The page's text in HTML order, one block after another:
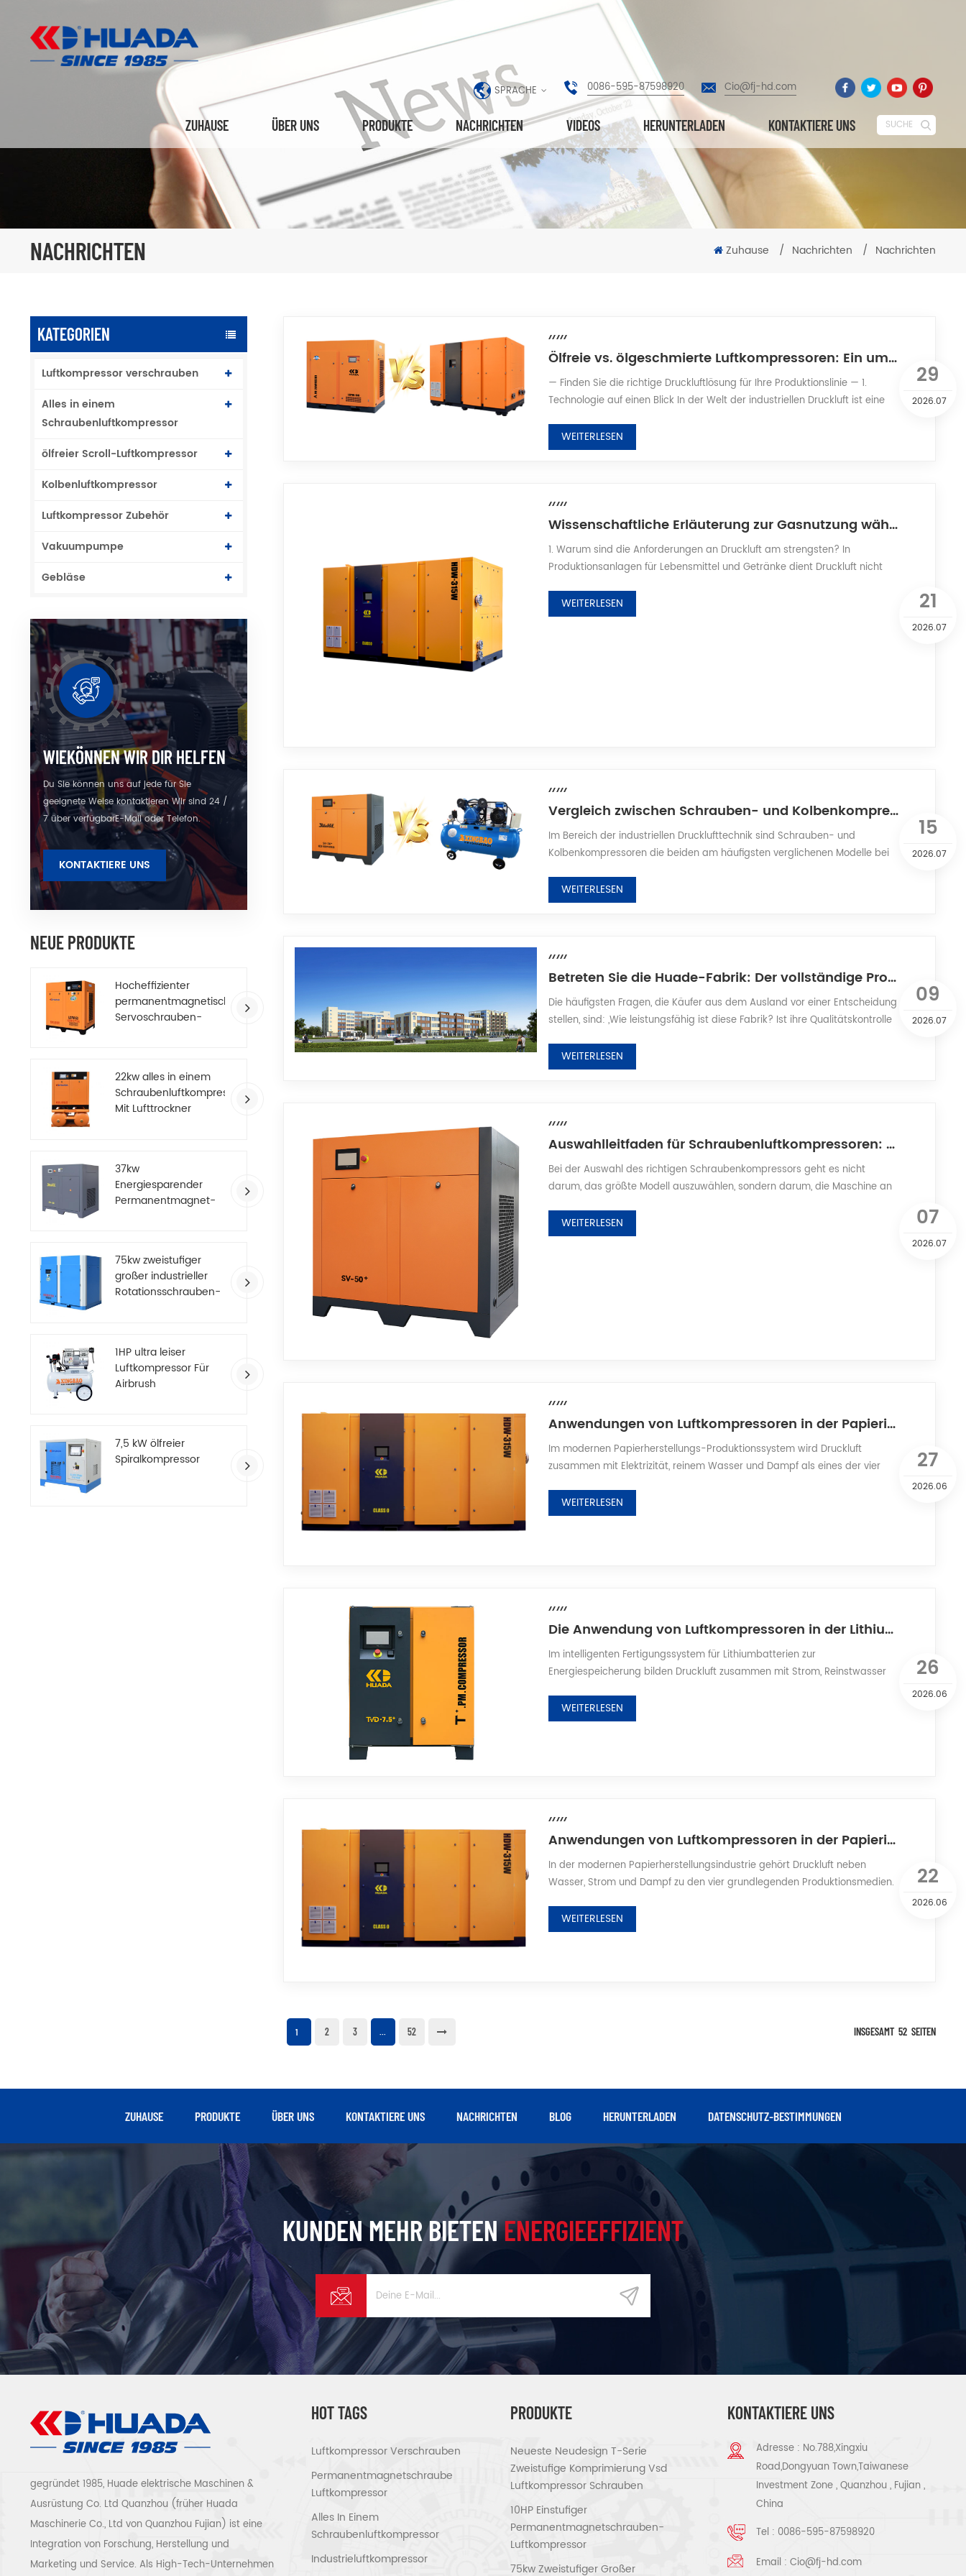
SPRACHE 0086-595-87598920 Cio@fj-hd.com
ZUHAUSE ÜBER UNS PRODUKTE NACHRICHTEN VIDEOS HERUNTERLADEN KONTAKTIERE UNS SUCHE
NACHRICHTEN Zuhause / Nachrichten / Nachrichten
KATEGORIEN
Luftkompressor verschrauben
Alles in einem
Schraubenluftkompressor
ölfreier Scroll-Luftkompressor
Kolbenluftkompressor
Luftkompressor Zubehör
Vakuumpumpe
Gebläse
WIEKÖNNEN WIR DIR HELFEN
Du Sie können uns auf jede für Sie
geeignete Weise kontaktieren Wir sind 24 /
7 über verfügbarE-Mail oder Telefon.
KONTAKTIERE UNS
NEUE PRODUKTE
Hocheffizienter
permanentmagnetischer
Servoschrauben-
22kw alles in einem
Schraubenluftkompressor
Mit Lufttrockner
37kw
Energiesparender
Permanentmagnet-
75kw zweistufiger
großer industrieller
Rotationsschrauben-
1HP ultra leiser
Luftkompressor Für
Airbrush
7,5 kW ölfreier
Spiralkompressor
29
2026.07
Ölfreie vs. ölgeschmierte Luftkompressoren: Ein umfassender Vergleich
— Finden Sie die richtige Druckluftlösung für Ihre Produktionslinie — 1.
Technologie auf einen Blick In der Welt der industriellen Druckluft ist eine
treffen werden, die Wahl zwischen ölfreien und ölgeschmierten
Luftkompressoren. Beide Technologien liefern Druckluft, arbeiten jedoch
WEITERLESEN
21
2026.07
Wissenschaftliche Erläuterung zur Gasnutzung während des gesamten Produktionsprozesses von Lebensmitteln und Getränken
1. Warum sind die Anforderungen an Druckluft am strengsten? In
Produktionsanlagen für Lebensmittel und Getränke dient Druckluft nicht
Rohstoffen, Halbfertigprodukten, Fertigwaren und Verpackungen
interagiert—und durchläuft jede Stufe des Produktionsprozesses, vom
WEITERLESEN
15
2026.07
Vergleich zwischen Schrauben- und Kolbenkompressoren: Die 5 wichtigsten Faktoren, die Sie vor dem Kauf berücksichtigen müssen
Im Bereich der industriellen Drucklufttechnik sind Schrauben- und
Kolbenkompressoren die beiden am häufigsten verglichenen Modelle bei
nicht nur zu höherem Energieverbrauch und höheren Wartungskosten,
sondern kann auch erhebliche Verluste durch Produktionsausfallzeiten
WEITERLESEN
09
2026.07
Betreten Sie die Huade-Fabrik: Der vollständige Prozess der Produktionslinie für Schraubenluftkompressoren
Die häufigsten Fragen, die Käufer aus dem Ausland vor einer Entscheidung
stellen, sind: „Wie leistungsfähig ist diese Fabrik? Ist ihre Qualitätskontrolle
Huade in der Quanzhou Taiwanese Investment Zone und gewähren Ihnen
einen Blick hinter die Kulissen der kompletten Produktionslinie für
WEITERLESEN
07
2026.07
Auswahlleitfaden für Schraubenluftkompressoren: CFM-Kapazität / Druck / Leistung erklärt
Bei der Auswahl des richtigen Schraubenkompressors geht es nicht
darum, das größte Modell auszuwählen, sondern darum, die Maschine an
Kompressor verschwendet Energie und Geld; ein zu klein dimensionierter
führt zu Druckabfällen, Produktionsausfällen und vorzeitigem Verschleiß.
WEITERLESEN
27
2026.06
Anwendungen von Luftkompressoren in der Papierindustrie
Im modernen Papierherstellungs-Produktionssystem wird Druckluft
zusammen mit Elektrizität, reinem Wasser und Dampf als eines der vier
Druckluftversorgung decken Luftkompressoren die gesamten Prozesse der
Zellstoffaufbereitung, Papierformung und Nachbearbeitung ab. Sie dienen
WEITERLESEN
26
2026.06
Die Anwendung von Luftkompressoren in der Lithiumbatterie-Energiespeicherindustrie
Im intelligenten Fertigungssystem für Lithiumbatterien zur
Energiespeicherung bilden Druckluft zusammen mit Strom, Reinstwasser
Luftversorgung durchlaufen Druckluftkompressoren den gesamten
Produktionsablauf, einschließlich der Vorbereitung von Kathoden- und
WEITERLESEN
22
2026.06
Anwendungen von Luftkompressoren in der Papierindustrie
In der modernen Papierherstellungsindustrie gehört Druckluft neben
Wasser, Strom und Dampf zu den vier grundlegenden Produktionsmedien.
den gesamten Prozess von der Zellstoffaufbereitung über die
Papierherstellung bis zur Nachbearbeitung. Sie dienen als entscheidende
WEITERLESEN
1 2 3 ... 52 INSGESAMT 52 SEITEN
ZUHAUSE PRODUKTE ÜBER UNS KONTAKTIERE UNS NACHRICHTEN BLOG HERUNTERLADEN DATENSCHUTZ-BESTIMMUNGEN
KUNDEN MEHR BIETENENERGIEEFFIZIENT
gegründet 1985, Huade elektrische Maschinen &
Ausrüstung Co. Ltd Quanzhou (früher Huada
Maschinerie Co., Ltd von Quanzhou Fujian) ist eine
Integration von Forschung, Herstellung und
Marketing und Service. Als High-Tech-Unternehmen
HOT TAGS
Luftkompressor Verschrauben
Permanentmagnetschraube
Luftkompressor
Alles In Einem
Schraubenluftkompressor
Industrieluftkompressor
PRODUKTE
Neueste Neudesign T-Serie
Zweistufige Komprimierung Vsd
Luftkompressor Schrauben
10HP Einstufiger
Permanentmagnetschrauben-
Luftkompressor
75kw Zweistufiger Großer
KONTAKTIERE UNS
Adresse : No.788,Xingxiu
Road,Dongyuan Town,Taiwanese
Investment Zone , Quanzhou , Fujian ,
China
Tel : 0086-595-87598920
Email :Cio@fj-hd.com